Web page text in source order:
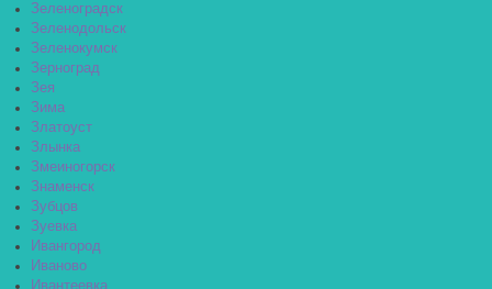
Зеленоградск
Зеленодольск
Зеленокумск
Зерноград
Зея
Зима
Златоуст
Злынка
Змеиногорск
Знаменск
Зубцов
Зуевка
Ивангород
Иваново
Ивантеевка